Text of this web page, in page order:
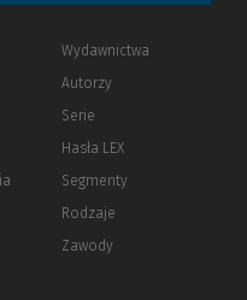
Wydawnictwa
Autorzy
Serie
Hasła LEX
Segmenty
Rodzaje
Zawody